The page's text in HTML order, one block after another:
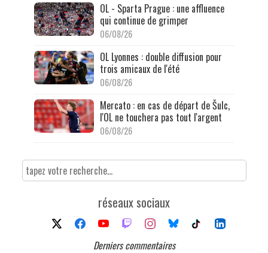
OL - Sparta Prague : une affluence
qui continue de grimper
06/08/26
OL Lyonnes : double diffusion pour
trois amicaux de l'été
06/08/26
Mercato : en cas de départ de Šulc,
l'OL ne touchera pas tout l'argent
06/08/26
réseaux sociaux
Derniers commentaires